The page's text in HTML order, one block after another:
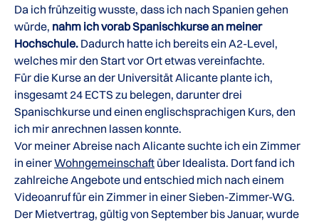
Da ich frühzeitig wusste, dass ich nach Spanien gehen
würde, nahm ich vorab Spanischkurse an meiner
Hochschule. Dadurch hatte ich bereits ein A2-Level,
welches mir den Start vor Ort etwas vereinfachte.
Für die Kurse an der Universität Alicante plante ich,
insgesamt 24 ECTS zu belegen, darunter drei
Spanischkurse und einen englischsprachigen Kurs, den
ich mir anrechnen lassen konnte.
Vor meiner Abreise nach Alicante suchte ich ein Zimmer
in einerWohngemeinschaft über Idealista. Dort fand ich
zahlreiche Angebote und entschied mich nach einem
Videoanruf für ein Zimmer in einer Sieben-Zimmer-WG.
Der Mietvertrag, gültig von September bis Januar, wurde